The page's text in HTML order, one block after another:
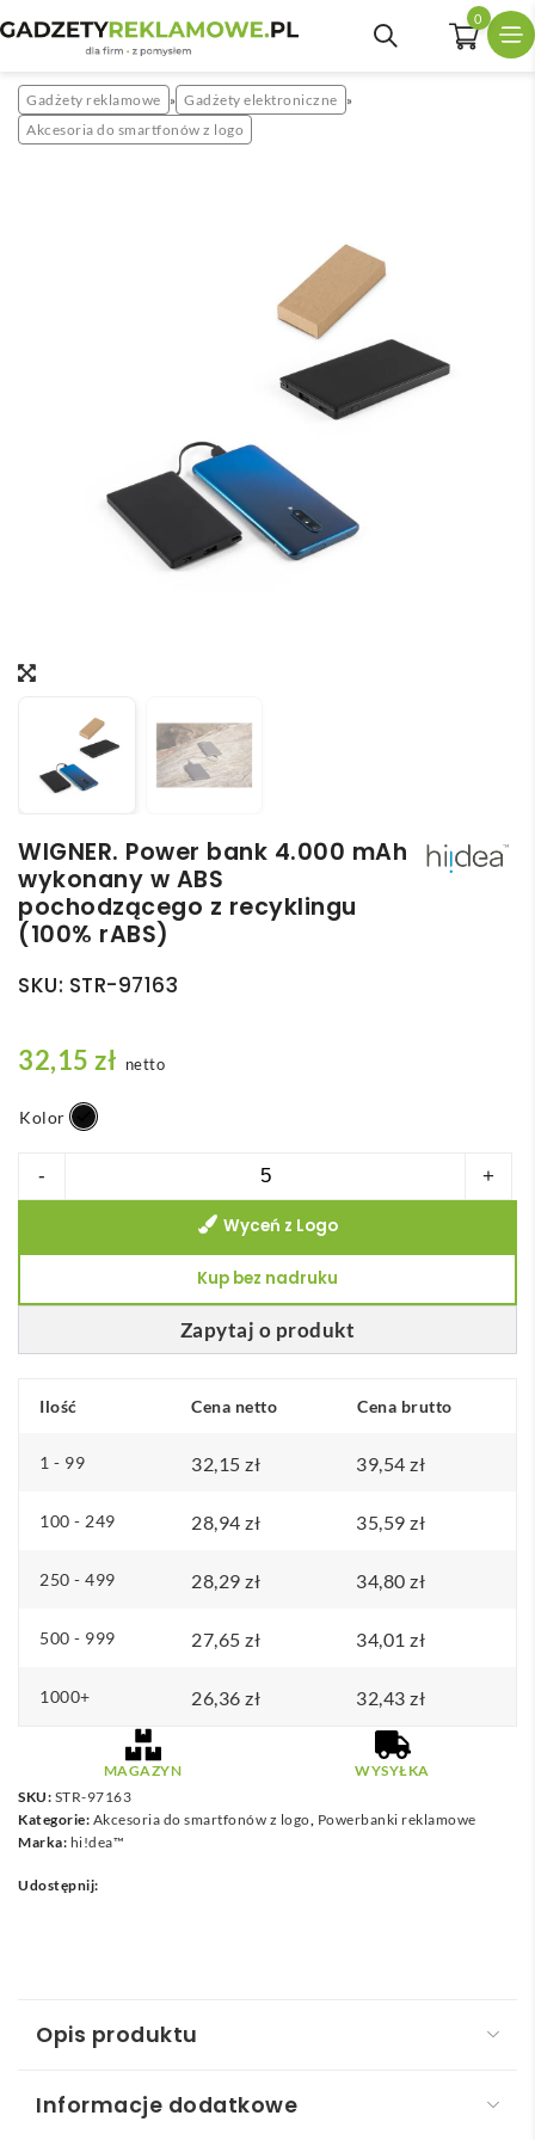
0
Gadżety reklamowe » Gadżety elektroniczne »
Akcesoria do smartfonów z logo
WIGNER. Power bank 4.000 mAh
wykonany w ABS
pochodzącego z recyklingu
(100% rABS)
SKU: STR-97163
32,15 zł netto
Kolor
-
WIGNER.
wykonany
pochodzącego
recyklingu
rABS)
+
Zapytaj o produkt
Wyceń z Logo
Kup bez nadruku
Ilość Cena netto Cena brutto
1 - 99 32,15 zł 39,54 zł
100 - 249 28,94 zł 35,59 zł
250 - 499 28,29 zł 34,80 zł
500 - 999 27,65 zł 34,01 zł
1000+ 26,36 zł 32,43 zł
MAGAZYN
WYSYŁKA
SKU: STR-97163
Kategorie: Akcesoria do smartfonów z logo, Powerbanki reklamowe
Marka: hi!dea™
Udostępnij:
Opis produktu
Informacje dodatkowe